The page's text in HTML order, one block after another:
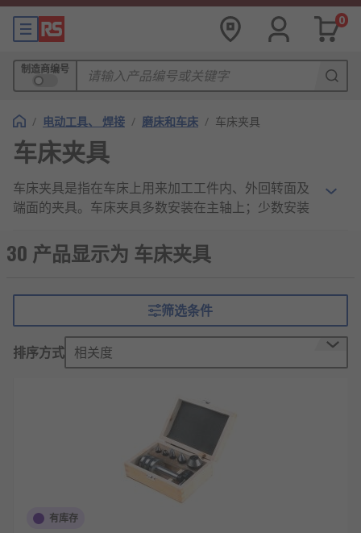
0
制造商编号
/ 电动工具、 焊接 / 磨床和车床 / 车床夹具
车床夹具
车床夹具是指在车床上用来加工工件内、外回转面及
端面的夹具。车床夹具多数安装在主轴上；少数安装
车床夹具的分类
三爪卡盘夹具：适用于圆形或圆柱形工件的装
夹，通过三个均匀分布的爪头夹紧工件。
数控车床专用夹具：配合数控车床使用，能精
准定位并固定各种形状和尺寸的工件。
和松开，适用于大型和重型工件的加工。
磁性夹具：利用磁铁的磁力将工件吸附在夹具
上，适用于小型、薄型或导磁材料的工件。
可调式夹具：通过调整夹具的各部分，可以适
应不同尺寸和形状的工件，提高夹具的通用
性。
30 产品显示为 车床夹具
筛选条件
排序方式 相关度
有库存